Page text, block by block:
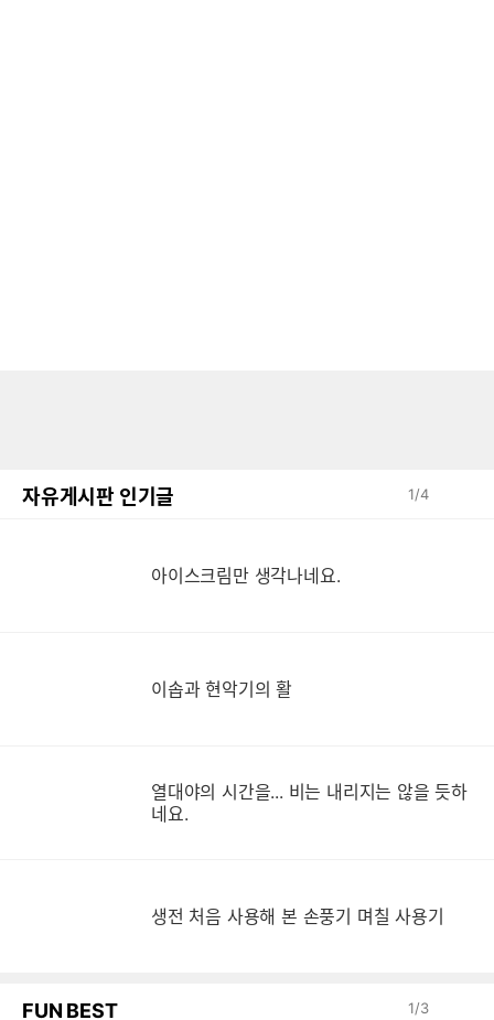
자유게시판 인기글 1/4
아이스크림만 생각나네요.
이솝과 현악기의 활
열대야의 시간을... 비는 내리지는 않을 듯하
네요.
생전 처음 사용해 본 손풍기 며칠 사용기
FUN BEST 1/3